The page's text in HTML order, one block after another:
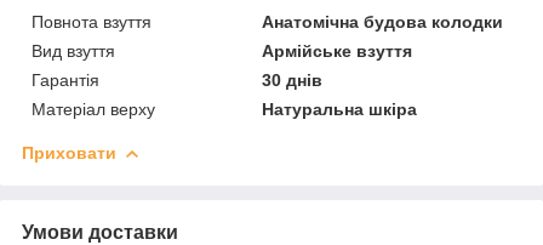
Повнота взуття
Анатомічна будова колодки
Вид взуття
Армійське взуття
Гарантія
30 днів
Матеріал верху
Натуральна шкіра
Приховати
Умови доставки